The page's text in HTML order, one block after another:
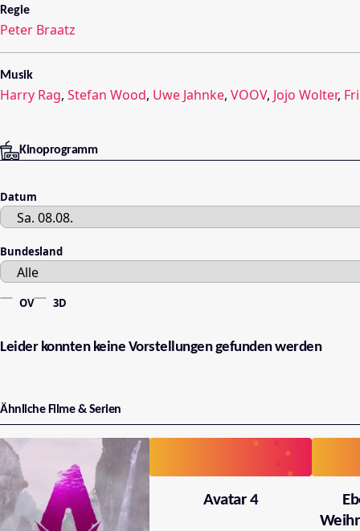
Regie
Peter Braatz
Musik
Harry Rag, Stefan Wood, Uwe Jahnke, VOOV, Jojo Wolter,
Kinoprogramm
Datum
Bundesland
OV 3D
Leider konnten keine Vorstellungen gefunden werden
Ähnliche Filme & Serien
Avatar 4